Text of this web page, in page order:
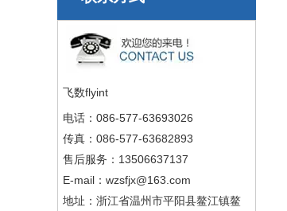
飞数flyint
电话：086-577-63693026
传真：086-577-63682893
售后服务：13506637137
E-mail：wzsfjx@163.com
地址：浙江省温州市平阳县鳌江镇鳌